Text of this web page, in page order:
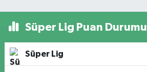
Süper Lig Puan Durumu
Süper Lig